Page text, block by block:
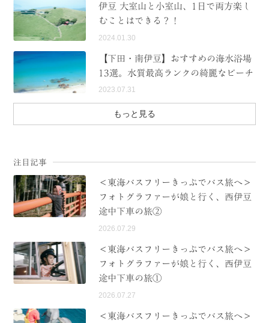
伊豆 大室山と小室山、1日で両方楽し
むことはできる？！
2024.01.30
【下田・南伊豆】おすすめの海水浴場
13選。水質最高ランクの綺麗なビーチ
2023.07.31
もっと見る
注目記事
＜東海バスフリーきっぷでバス旅へ＞
フォトグラファーが娘と行く、西伊豆
途中下車の旅②
2026.07.29
＜東海バスフリーきっぷでバス旅へ＞
フォトグラファーが娘と行く、西伊豆
途中下車の旅①
2026.07.27
＜東海バスフリーきっぷでバス旅へ＞